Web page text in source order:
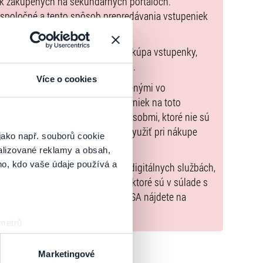
Více o cookies
např. souborů cookie
reklamy a obsah,
kdo vaše údaje používá a
prstu)
. Svůj souhlas
Marketingové
a tento spôsob prepredávania vstupeniek
zmluvu, ktorej predmetom je kúpa vstupenky,
sú uvedené priamo v košíku.
uhradiť len spôsobmi uvedenými vo
že kúpne ceny vstupeniek na toto
Poukazov GoOut, ani inými spôsobmi, ktoré nie sú
. Poukazy GoOut môžete využiť pri nákupe
je uvedené inak.
EÚ 2022/2065 (Akt o digitálnych službách,
, iba výrobky alebo služby, ktoré sú v súlade s
informácie a kontakty podľa DSA nájdete na